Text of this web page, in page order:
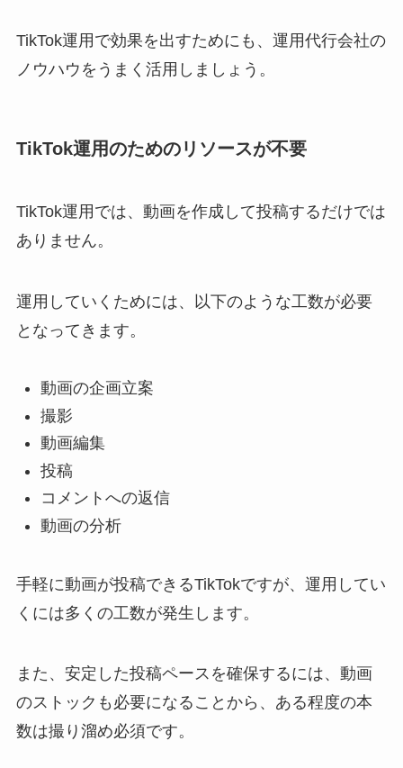
TikTok運用で効果を出すためにも、運用代行会社の
ノウハウをうまく活用しましょう。
TikTok運用のためのリソースが不要
TikTok運用では、動画を作成して投稿するだけでは
ありません。
運用していくためには、以下のような工数が必要
となってきます。
動画の企画立案
撮影
動画編集
投稿
コメントへの返信
動画の分析
手軽に動画が投稿できるTikTokですが、運用してい
くには多くの工数が発生します。
また、安定した投稿ペースを確保するには、動画
のストックも必要になることから、ある程度の本
数は撮り溜め必須です。